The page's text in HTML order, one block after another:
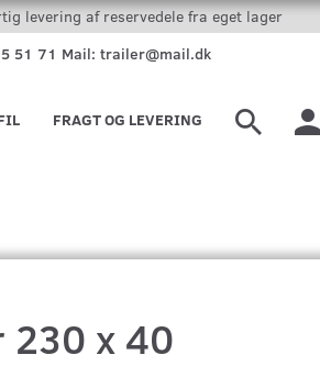
levering af reservedele fra eget lager
51 71 Mail: trailer@mail.dk
FRAGT OG LEVERING
230 x 40